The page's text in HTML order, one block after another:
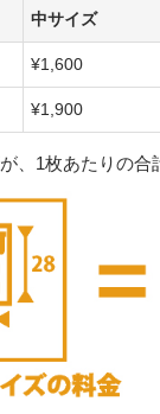
中サイズ
¥1,600
¥1,900